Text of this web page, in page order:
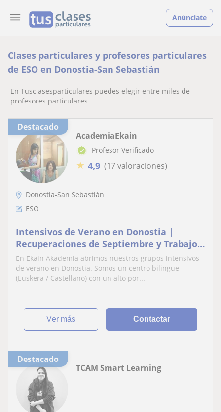
Anúnciate
Clases particulares y profesores particulares
de ESO en Donostia-San Sebastián
En Tusclasesparticulares puedes elegir entre miles de
profesores particulares
Destacado
AcademiaEkain
Profesor Verificado
★ 4,9 (17 valoraciones)
Donostia-San Sebastián
ESO
Intensivos de Verano en Donostia |
Recuperaciones de Septiembre y Trabajos
de Verano
En Ekain Akademia abrimos nuestros grupos intensivos
de verano en Donostia. Somos un centro bilingüe
(Euskera / Castellano) con un alto por...
ver más Contactar
Destacado
TCAM Smart Learning